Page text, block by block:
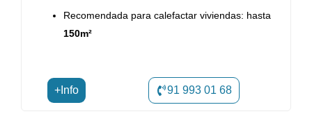
Recomendada para calefactar viviendas: hasta
150m²
+Info 91 993 01 68